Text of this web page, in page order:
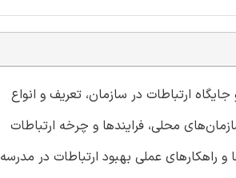
ارتباطات در سازمان، تعریف و انواع
محلی، فرایندها و چرخه ارتباطات
راهكارهای عملی بهبود ارتباطات در مدرسه